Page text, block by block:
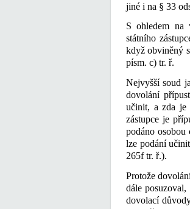
jiné i na § 33
S ohledem na
státního
když obviněný
písm. c) tr. ř.
Nejvyšší soud
dovolání
učinit, a zda je
zástupce je
podáno
lze podání
265f tr. ř.).
Protože
dále
dovolací